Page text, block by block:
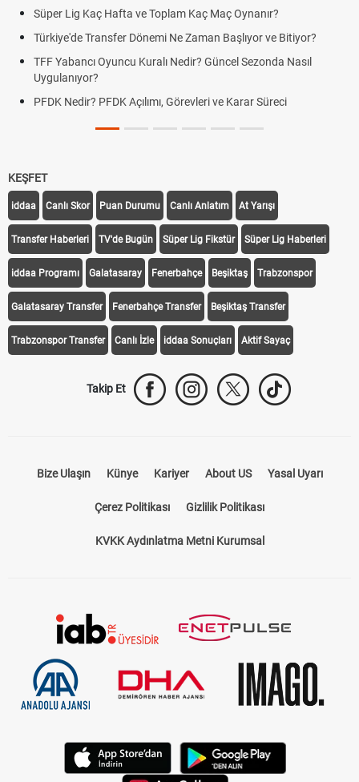
Süper Lig Kaç Hafta ve Toplam Kaç Maç Oynanır?
Türkiye'de Transfer Dönemi Ne Zaman Başlıyor ve Bitiyor?
TFF Yabancı Oyuncu Kuralı Nedir? Güncel Sezonda Nasıl
Uygulanıyor?
PFDK Nedir? PFDK Açılımı, Görevleri ve Karar Süreci
KEŞFET
iddaa Canlı Skor Puan Durumu Canlı Anlatım At Yarışı
Transfer Haberleri TV'de Bugün Süper Lig Fikstür Süper Lig Haberleri
iddaa Programı Galatasaray Fenerbahçe Beşiktaş Trabzonspor
Galatasaray Transfer Fenerbahçe Transfer Beşiktaş Transfer
Trabzonspor Transfer Canlı İzle iddaa Sonuçları Aktif Sayaç
Takip Et
Bize Ulaşın Künye Kariyer About US Yasal Uyarı
Çerez Politikası Gizlilik Politikası
KVKK Aydınlatma Metni Kurumsal